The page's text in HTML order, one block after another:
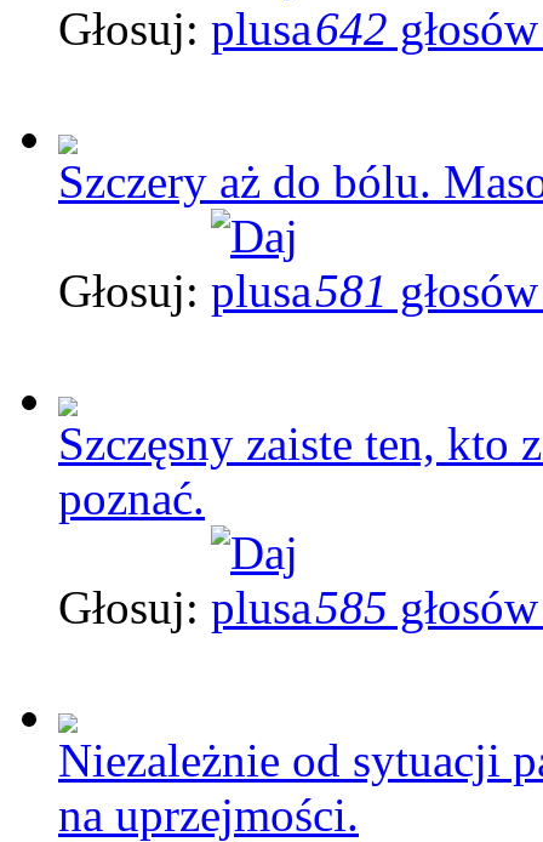
Głosuj: 642
Szczery aż do bólu.
Głosuj: 581
Szczęsny zaiste ten, kto
poznać.
Głosuj: 585
Niezależnie od sytuacji
na uprzejmości.